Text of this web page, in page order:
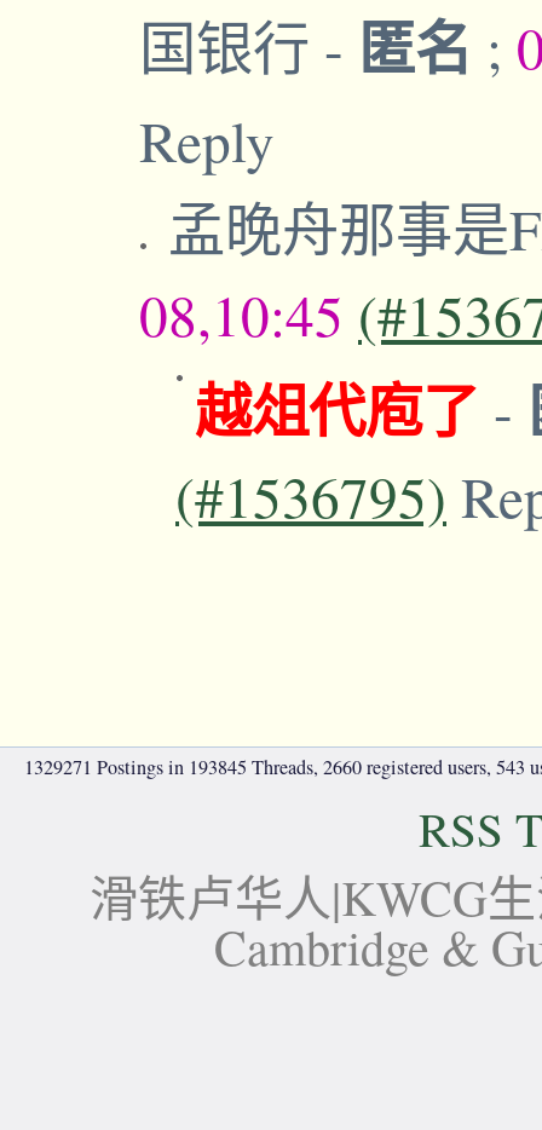
国银行 - 匿名 ;
Reply
孟晚舟那事是
08,10:45
越俎代庖了 -
(#1536795)
1329271 Postings in 193845 Threads, 2660 registered users, 543
RSS
滑铁卢华人|KWCG
Cambridge &